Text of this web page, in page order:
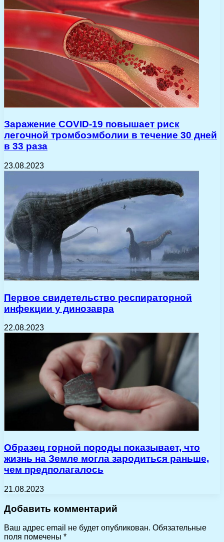
Заражение COVID-19 повышает риск
легочной тромбоэмболии в течение 30 дней
в 33 раза
23.08.2023
Первое свидетельство респираторной
инфекции у динозавра
22.08.2023
Образец горной породы показывает, что
жизнь на Земле могла зародиться раньше,
чем предполагалось
21.08.2023
Добавить комментарий
Ваш адрес email не будет опубликован. Обязательные
поля помечены *